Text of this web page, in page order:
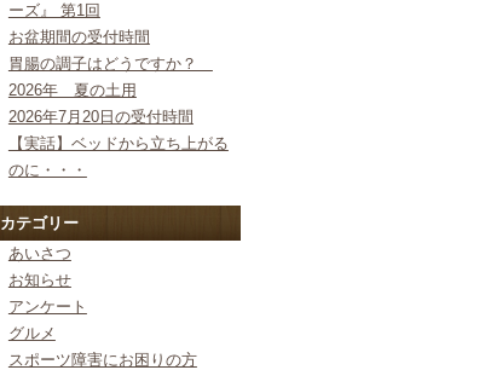
ーズ』 第1回
お盆期間の受付時間
胃腸の調子はどうですか？
2026年 夏の土用
2026年7月20日の受付時間
【実話】ベッドから立ち上がる
のに・・・
カテゴリー
あいさつ
お知らせ
アンケート
グルメ
スポーツ障害にお困りの方